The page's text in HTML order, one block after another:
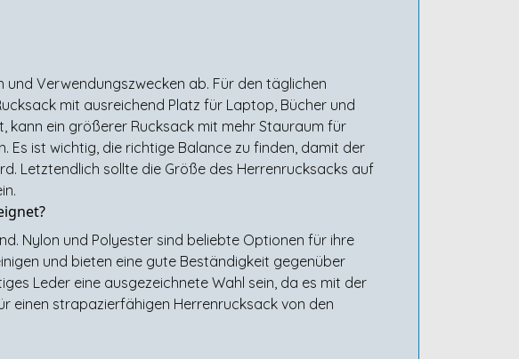
Verwendungszwecken ab. Für den täglichen
mit ausreichend Platz für Laptop, Bücher und
kann ein größerer Rucksack mit mehr Stauraum für
Es ist wichtig, die richtige Balance zu finden, damit der
Letztendlich sollte die Größe des Herrenrucksacks auf
Nylon und Polyester sind beliebte Optionen für ihre
und bieten eine gute Beständigkeit gegenüber
Leder eine ausgezeichnete Wahl sein, da es mit der
einen strapazierfähigen Herrenrucksack von den